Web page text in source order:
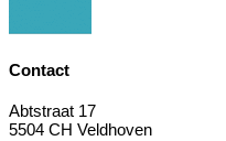
Contact
Abtstraat 17
5504 CH Veldhoven